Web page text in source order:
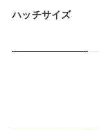
ハッチサイズ